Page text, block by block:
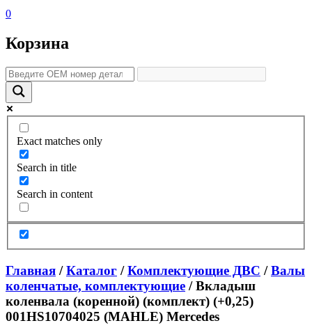
0
Корзина
Exact matches only
Search in title
Search in content
Главная /Каталог /Комплектующие ДВС /Валы
коленчатые, комплектующие / Вкладыш
коленвала (коренной) (комплект) (+0,25)
001HS10704025 (MAHLE) Mercedes